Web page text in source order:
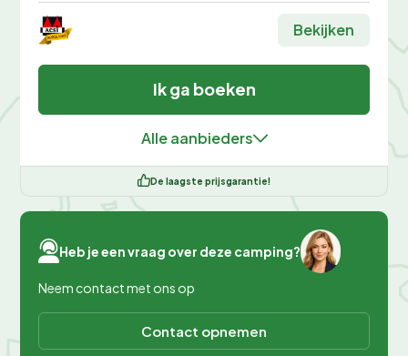
Bekijken
Ik ga boeken
Alle aanbieders
De laagste prijsgarantie!
Heb je een vraag over deze camping?
Neem contact met ons op
Contact opnemen